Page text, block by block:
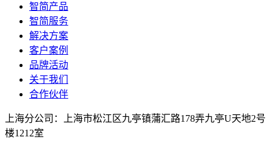
智简产品
智简服务
解决方案
客户案例
品牌活动
关于我们
合作伙伴
上海分公司：上海市松江区九亭镇蒲汇路178弄九亭U天地2号
楼1212室